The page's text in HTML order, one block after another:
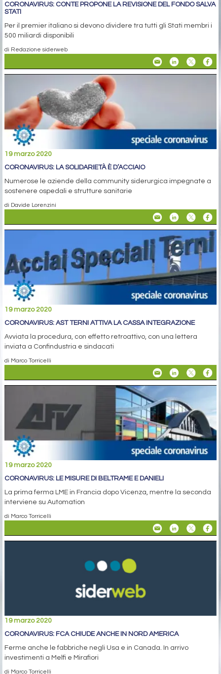
CORONAVIRUS: CONTE PROPONE LA REVISIONE DEL FONDO SALVA
STATI
Per il premier italiano si devono dividere tra tutti gli Stati membri i
500 miliardi disponibili
di Redazione siderweb
19 marzo 2020
CORONAVIRUS: LA SOLIDARIETÀ È D’ACCIAIO
Numerose le aziende della community siderurgica impegnate a
sostenere ospedali e strutture sanitarie
di Davide Lorenzini
19 marzo 2020
CORONAVIRUS: AST TERNI ATTIVA LA CASSA INTEGRAZIONE
Avviata la procedura, con effetto retroattivo, con una lettera
inviata a Confindustria e sindacati
di Marco Torricelli
19 marzo 2020
CORONAVIRUS: LE MISURE DI BELTRAME E DANIELI
La prima ferma LME in Francia dopo Vicenza, mentre la seconda
interviene su Automation
di Marco Torricelli
19 marzo 2020
CORONAVIRUS: FCA CHIUDE ANCHE IN NORD AMERICA
Ferme anche le fabbriche negli Usa e in Canada. In arrivo
investimenti a Melfi e Mirafiori
di Marco Torricelli